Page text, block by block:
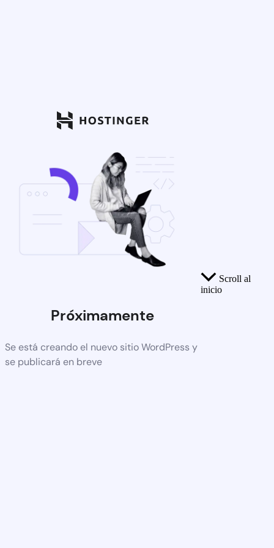
Próximamente
Se está creando el nuevo sitio WordPress y
se publicará en breve
Scroll al
inicio